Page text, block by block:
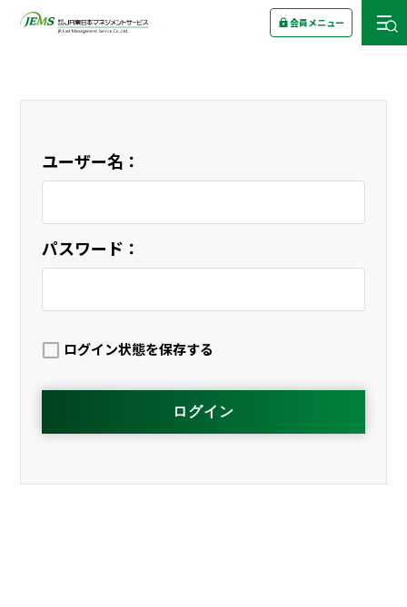
会員メニュー
ユーザー名：
パスワード：
ログイン状態を保存する